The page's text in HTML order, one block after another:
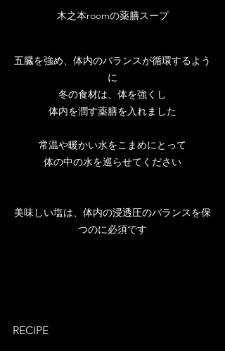
木之本roomの薬膳スープ
五臓を強め、体内のバランスが循環するよう
に
冬の食材は、体を強くし
体内を潤す薬膳を入れました
常温や暖かい水をこまめにとって
体の中の水を巡らせてください
美味しい塩は、体内の浸透圧のバランスを保
つのに必須です
RECIPE